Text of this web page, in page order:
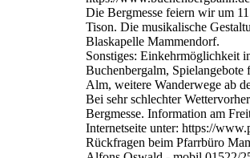
Die Bergmesse feiern wir um
Tison. Die musikalische
Blaskapelle Mammendorf.
Sonstiges: Einkehrmöglichkeit
Buchenbergalm, Spielangebote
Alm, weitere Wanderwege ab
Bei sehr schlechter
Bergmesse. Information am
Internetseite unter: https://
Rückfragen beim Pfarrbüro